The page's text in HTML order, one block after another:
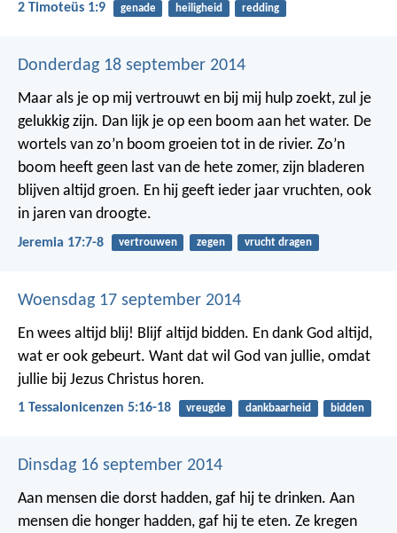
2 Timoteüs 1:9 genade heiligheid redding
Donderdag 18 september 2014
Maar als je op mij vertrouwt en bij mij hulp zoekt, zul je
gelukkig zijn. Dan lijk je op een boom aan het water. De
wortels van zo’n boom groeien tot in de rivier. Zo’n
boom heeft geen last van de hete zomer, zijn bladeren
blijven altijd groen. En hij geeft ieder jaar vruchten, ook
in jaren van droogte.
Jeremia 17:7-8 vertrouwen zegen vrucht dragen
Woensdag 17 september 2014
En wees altijd blij! Blijf altijd bidden. En dank God altijd,
wat er ook gebeurt. Want dat wil God van jullie, omdat
jullie bij Jezus Christus horen.
1 Tessalonicenzen 5:16-18 vreugde dankbaarheid bidden
Dinsdag 16 september 2014
Aan mensen die dorst hadden, gaf hij te drinken. Aan
mensen die honger hadden, gaf hij te eten. Ze kregen